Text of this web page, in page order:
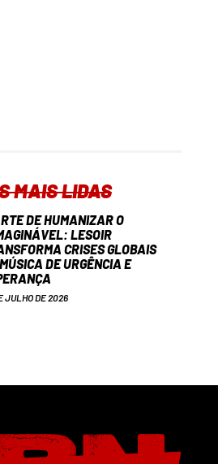
MAIS LIDAS
DE HUMANIZAR O
LESOIR
CRISES GLOBAIS
DE URGÊNCIA E
JULHO DE 2026